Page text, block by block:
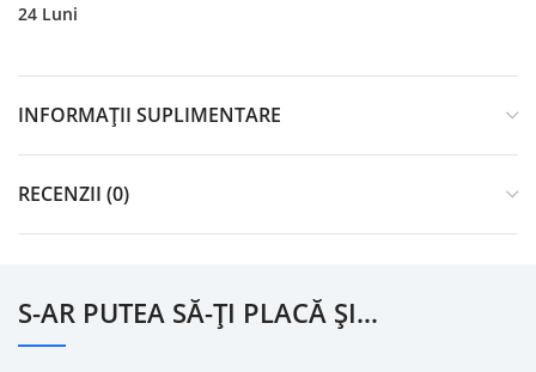
24 Luni
INFORMAȚII SUPLIMENTARE
RECENZII (0)
S-AR PUTEA SĂ-ȚI PLACĂ ȘI…